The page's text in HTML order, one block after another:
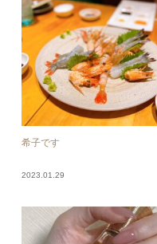
希子です
2023.01.29